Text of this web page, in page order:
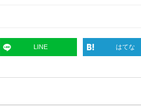
LINE はてな